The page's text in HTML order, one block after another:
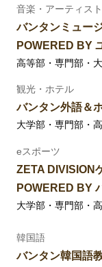
音楽・アーティス
バンタンミュー
POWERED BY
高等部・専門部・
観光・ホテル
バンタン外語＆
大学部・専門部・
eスポーツ
ZETA DIVISION
POWERED BY
大学部・専門部・
韓国語
バンタン韓国語